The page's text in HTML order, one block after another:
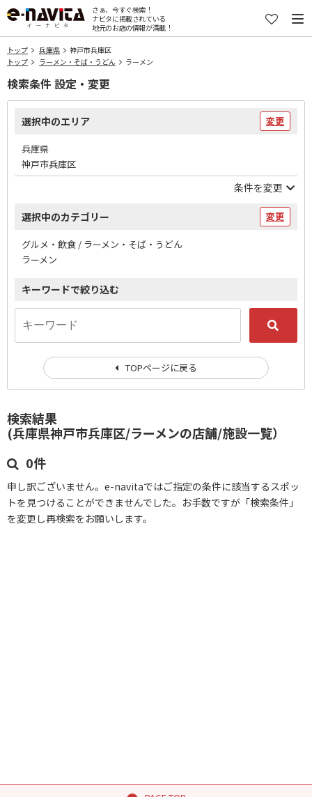
さぁ、今すぐ検索！
ナビタに掲載されている
地元のお店の情報が満載！
トップ 兵庫県
神戸市兵庫区
トップ
ラーメン・そば・うどん ラーメン
検索結果
(兵庫県神戸市兵庫区/ラーメンの店舗/施設一覧）
0件
申し訳ございません。e-navitaではご指定の条件に該当するスポッ
トを見つけることができませんでした。お手数ですが「検索条件」
を変更し再検索をお願いします。
検索条件 設定・変更
選択中のエリア 変更
兵庫県
神戸市兵庫区
条件を変更
選択中のカテゴリー 変更
グルメ・飲食 / ラーメン・そば・うどん
ラーメン
キーワードで絞り込む
TOPページに戻る